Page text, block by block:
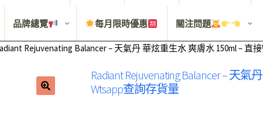
品牌總覽 每月限時優惠 關注問題
Rejuvenating Balancer – 天氣丹 華炫重生水 爽膚水 150ml – 直
Radiant Rejuvenating Balancer – 天
Wtsapp查詢存貨量